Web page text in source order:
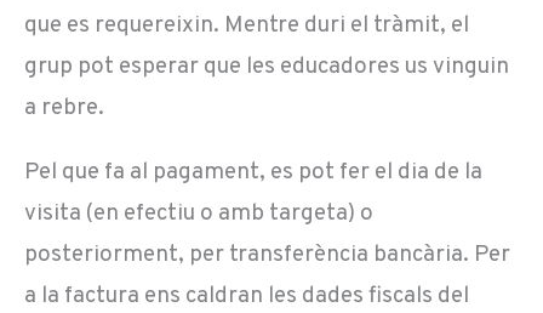
que es requereixin. Mentre duri el tràmit, el
grup pot esperar que les educadores us vinguin
a rebre.
Pel que fa al pagament, es pot fer el dia de la
visita (en efectiu o amb targeta) o
posteriorment, per transferència bancària. Per
a la factura ens caldran les dades fiscals del